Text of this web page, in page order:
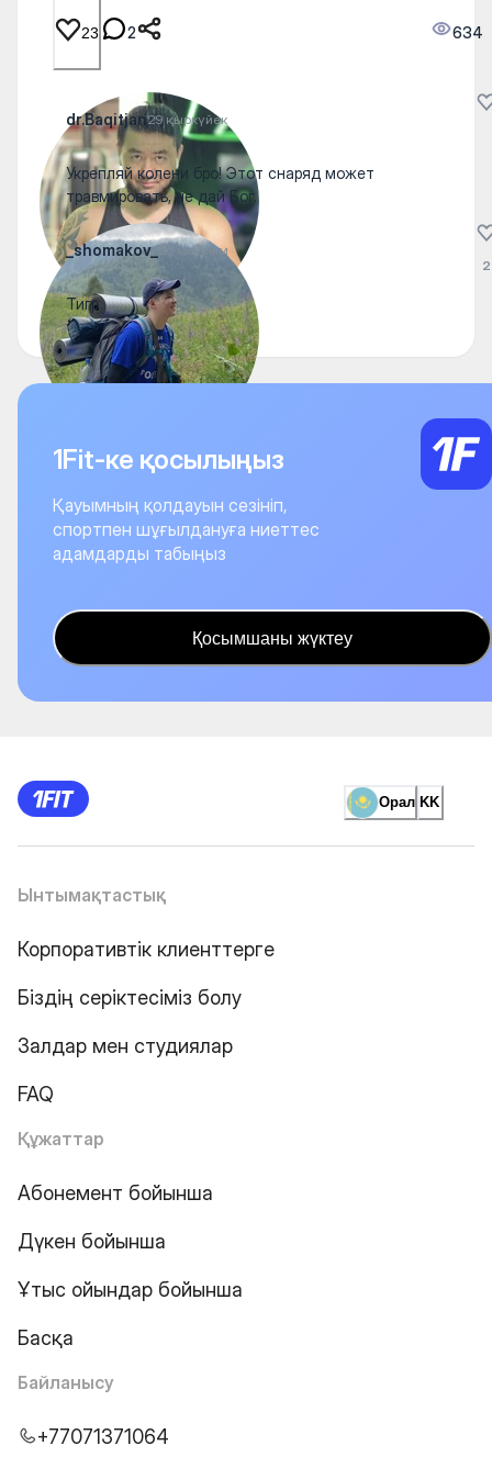
23 2 634
dr.Baqitjan29 қыркүйек
Укрепляй колени бро! Этот снаряд может
травмировать, не дай Бог.
_shomakov_26 маусым
Тигр
2
1Fit-ке қосылыңыз
Қауымның қолдауын сезініп,
спортпен шұғылдануға ниеттес
адамдарды табыңыз
Қосымшаны жүктеу
Орал KK
Ынтымақтастық
Корпоративтік клиенттерге
Біздің серіктесіміз болу
Залдар мен студиялар
FAQ
Құжаттар
Абонемент бойынша
Дүкен бойынша
Ұтыс ойындар бойынша
Басқа
Байланысу
+77071371064